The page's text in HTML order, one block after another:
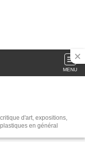
MENU
d'art, expositions,
en général